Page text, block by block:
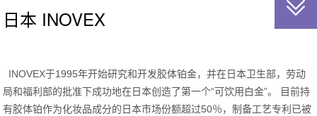
日本 INOVEX
INOVEX于1995年开始研究和开发胶体铂金，并在日本卫生部，劳动
局和福利部的批准下成功地在日本创造了第一个“可饮用白金”。 目前持
有胶体铂作为化妆品成分的日本市场份额超过50％，制备工艺专利已被